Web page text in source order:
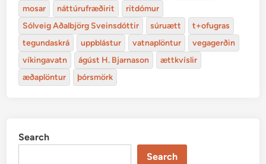
mosar
náttúrufræðirit
ritdómur
Sólveig Aðalbjörg Sveinsdóttir
súruætt
t+ofugras
tegundaskrá
uppblástur vatnaplöntur
vegagerðin
víkingavatn
ágúst H. Bjarnason
ættkvíslir
æðaplöntur
þórsmörk
Search
Search